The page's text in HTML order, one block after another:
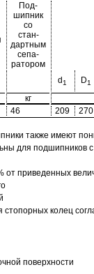
Под-
шипник
со
стан-
дартным
сепа-
ратором
d1 D1
кг
46 209 270
также имеют
для подшипников
от приведенных
стопорных колец
поверхности